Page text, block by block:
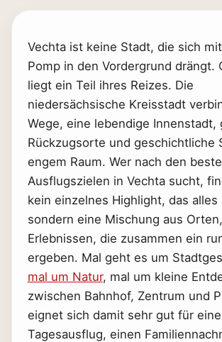
Vechta ist keine Stadt, die sich
Pomp in den Vordergrund drängt.
liegt ein Teil ihres Reizes. Die
niedersächsische Kreisstadt
Wege, eine lebendige Innenstadt,
Rückzugsorte und geschichtliche
engem Raum. Wer nach den
Ausflugszielen in Vechta sucht,
kein einzelnes Highlight, das
sondern eine Mischung aus
Erlebnissen, die zusammen ein
ergeben. Mal geht es um
mal um Natur, mal um kleine
zwischen Bahnhof, Zentrum und
eignet sich damit sehr gut für
Tagesausflug, einen